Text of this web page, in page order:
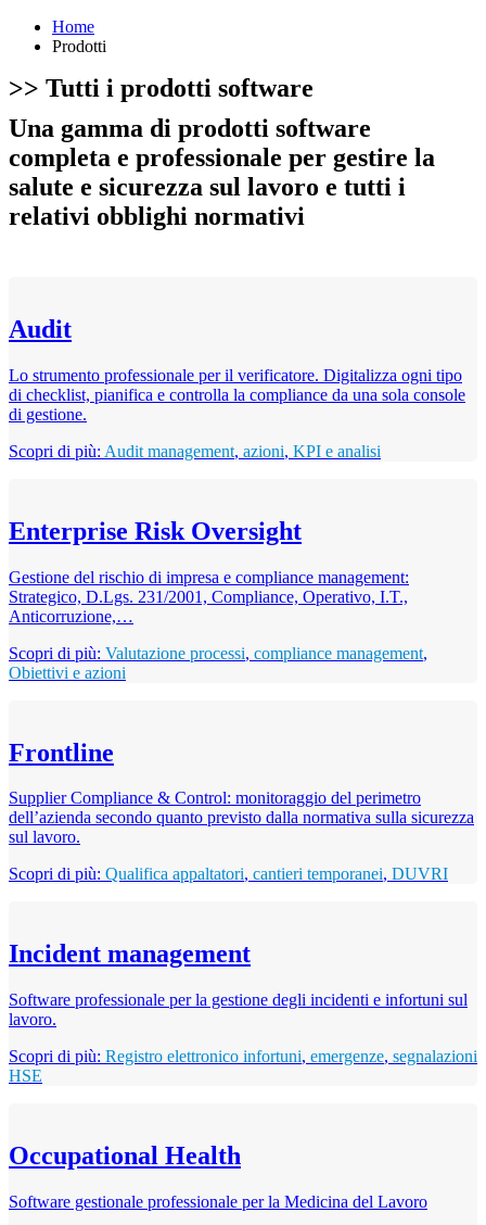
Home
Prodotti
>> Tutti i prodotti software
Una gamma di prodotti software
completa e professionale per gestire la
salute e sicurezza sul lavoro e tutti i
relativi obblighi normativi
Audit
Lo strumento professionale per il verificatore. Digitalizza ogni tipo
di checklist, pianifica e controlla la compliance da una sola console
di gestione.
Scopri di più: Audit management, azioni, KPI e analisi
Enterprise Risk Oversight
Gestione del rischio di impresa e compliance management:
Strategico, D.Lgs. 231/2001, Compliance, Operativo, I.T.,
Anticorruzione,…
Scopri di più: Valutazione processi, compliance management,
Obiettivi e azioni
Frontline
Supplier Compliance & Control: monitoraggio del perimetro
dell’azienda secondo quanto previsto dalla normativa sulla sicurezza
sul lavoro.
Scopri di più: Qualifica appaltatori, cantieri temporanei, DUVRI
Incident management
Software professionale per la gestione degli incidenti e infortuni sul
lavoro.
Scopri di più: Registro elettronico infortuni, emergenze, segnalazioni
HSE
Occupational Health
Software gestionale professionale per la Medicina del Lavoro